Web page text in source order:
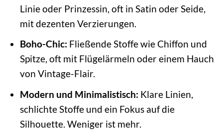
Linie oder Prinzessin, oft in Satin oder Seide,
mit dezenten Verzierungen.
Boho-Chic: Fließende Stoffe wie Chiffon und
Spitze, oft mit Flügelärmeln oder einem Hauch
von Vintage-Flair.
Modern und Minimalistisch: Klare Linien,
schlichte Stoffe und ein Fokus auf die
Silhouette. Weniger ist mehr.